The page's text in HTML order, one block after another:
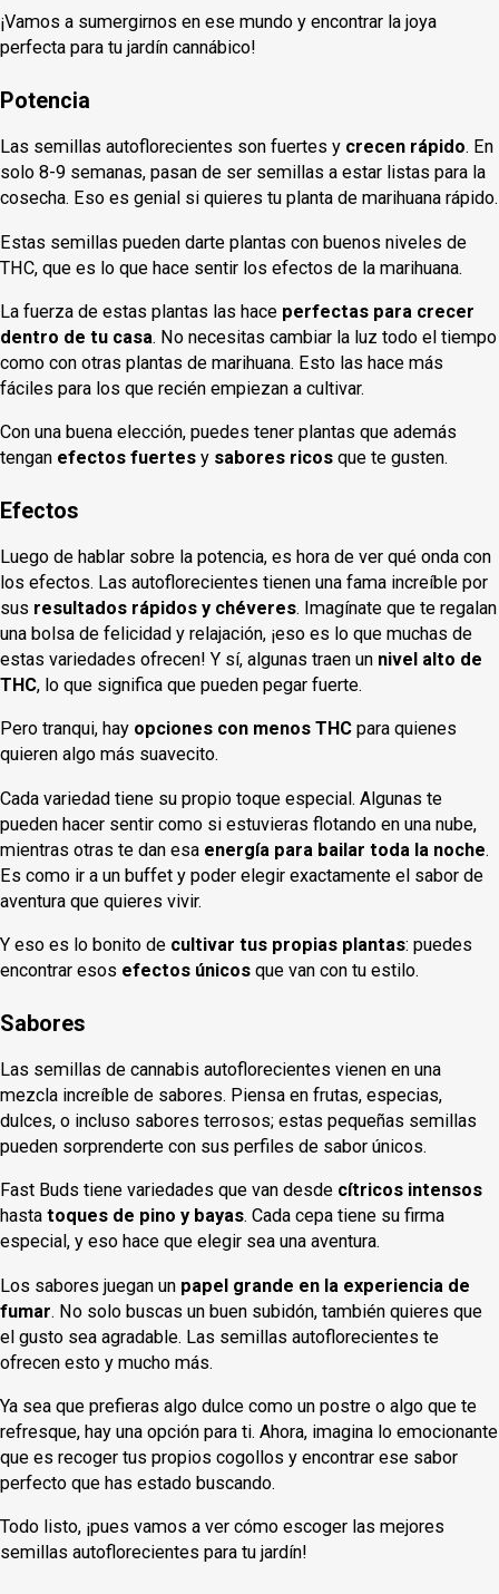
¡Vamos a sumergirnos en ese mundo y encontrar la joya
perfecta para tu jardín cannábico!
Potencia
Las semillas autoflorecientes son fuertes y crecen rápido. En
solo 8-9 semanas, pasan de ser semillas a estar listas para la
cosecha. Eso es genial si quieres tu planta de marihuana rápido.
Estas semillas pueden darte plantas con buenos niveles de
THC, que es lo que hace sentir los efectos de la marihuana.
La fuerza de estas plantas las hace perfectas para crecer
dentro de tu casa. No necesitas cambiar la luz todo el tiempo
como con otras plantas de marihuana. Esto las hace más
fáciles para los que recién empiezan a cultivar.
Con una buena elección, puedes tener plantas que además
tengan efectos fuertes y sabores ricos que te gusten.
Efectos
Luego de hablar sobre la potencia, es hora de ver qué onda con
los efectos. Las autoflorecientes tienen una fama increíble por
sus resultados rápidos y chéveres. Imagínate que te regalan
una bolsa de felicidad y relajación, ¡eso es lo que muchas de
estas variedades ofrecen! Y sí, algunas traen un nivel alto de
THC, lo que significa que pueden pegar fuerte.
Pero tranqui, hay opciones con menos THC para quienes
quieren algo más suavecito.
Cada variedad tiene su propio toque especial. Algunas te
pueden hacer sentir como si estuvieras flotando en una nube,
mientras otras te dan esa energía para bailar toda la noche.
Es como ir a un buffet y poder elegir exactamente el sabor de
aventura que quieres vivir.
Y eso es lo bonito de cultivar tus propias plantas: puedes
encontrar esos efectos únicos que van con tu estilo.
Sabores
Las semillas de cannabis autoflorecientes vienen en una
mezcla increíble de sabores. Piensa en frutas, especias,
dulces, o incluso sabores terrosos; estas pequeñas semillas
pueden sorprenderte con sus perfiles de sabor únicos.
Fast Buds tiene variedades que van desde cítricos intensos
hasta toques de pino y bayas. Cada cepa tiene su firma
especial, y eso hace que elegir sea una aventura.
Los sabores juegan un papel grande en la experiencia de
fumar. No solo buscas un buen subidón, también quieres que
el gusto sea agradable. Las semillas autoflorecientes te
ofrecen esto y mucho más.
Ya sea que prefieras algo dulce como un postre o algo que te
refresque, hay una opción para ti. Ahora, imagina lo emocionante
que es recoger tus propios cogollos y encontrar ese sabor
perfecto que has estado buscando.
Todo listo, ¡pues vamos a ver cómo escoger las mejores
semillas autoflorecientes para tu jardín!